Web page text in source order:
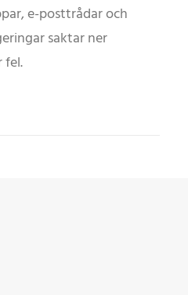
e-posttrådar och
saktar ner
fel.